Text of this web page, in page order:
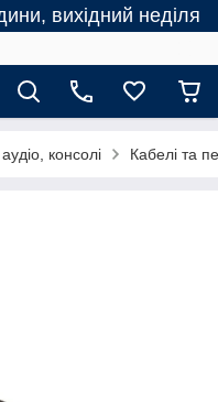
вихідний неділя
консолі Кабелі та